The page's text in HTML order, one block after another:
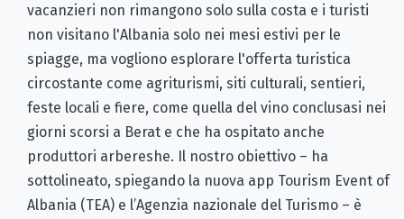
vacanzieri non rimangono solo sulla costa e i turisti
non visitano l'Albania solo nei mesi estivi per le
spiagge, ma vogliono esplorare l'offerta turistica
circostante come agriturismi, siti culturali, sentieri,
feste locali e fiere, come quella del vino conclusasi nei
giorni scorsi a Berat e che ha ospitato anche
produttori arbereshe. Il nostro obiettivo – ha
sottolineato, spiegando la nuova app Tourism Event of
Albania (TEA) e l’Agenzia nazionale del Turismo – è